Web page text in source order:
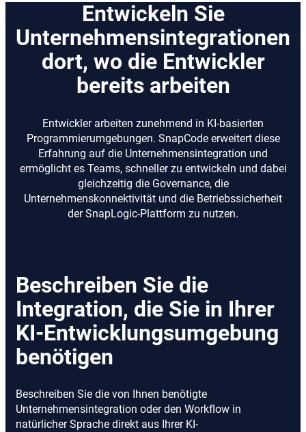
Entwickeln Sie
Unternehmensintegrationen
dort, wo die Entwickler
bereits arbeiten
Entwickler arbeiten zunehmend in KI-basierten
Programmierumgebungen. SnapCode erweitert diese
Erfahrung auf die Unternehmensintegration und
ermöglicht es Teams, schneller zu entwickeln und dabei
gleichzeitig die Governance, die
Unternehmenskonnektivität und die Betriebssicherheit
der SnapLogic-Plattform zu nutzen.
Beschreiben Sie die
Integration, die Sie in Ihrer
KI-Entwicklungsumgebung
benötigen
Beschreiben Sie die von Ihnen benötigte
Unternehmensintegration oder den Workflow in
natürlicher Sprache direkt aus Ihrer KI-